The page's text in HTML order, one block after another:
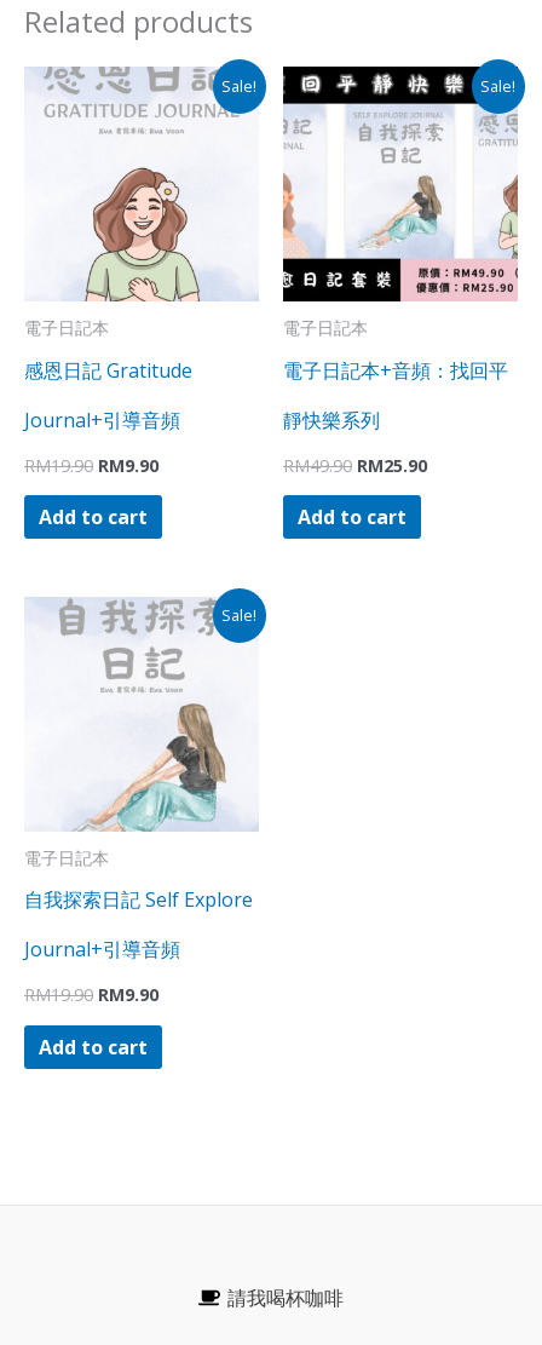
Related products
Sale!
電子日記本
感恩日記 Gratitude
Journal+引導音頻
RM19.90
Original
price
was:
RM19.90.
RM9.90
Current
price
is:
RM9.90.
Add to cart
Sale!
電子日記本
電子日記本+音頻：找回平
靜快樂系列
RM49.90
Original
price
was:
RM49.90.
RM25.90
Current
price
is:
RM25.90.
Add to cart
Sale!
電子日記本
自我探索日記 Self Explore
Journal+引導音頻
RM19.90
Original
price
was:
RM19.90.
RM9.90
Current
price
is:
RM9.90.
Add to cart
請我喝杯咖啡